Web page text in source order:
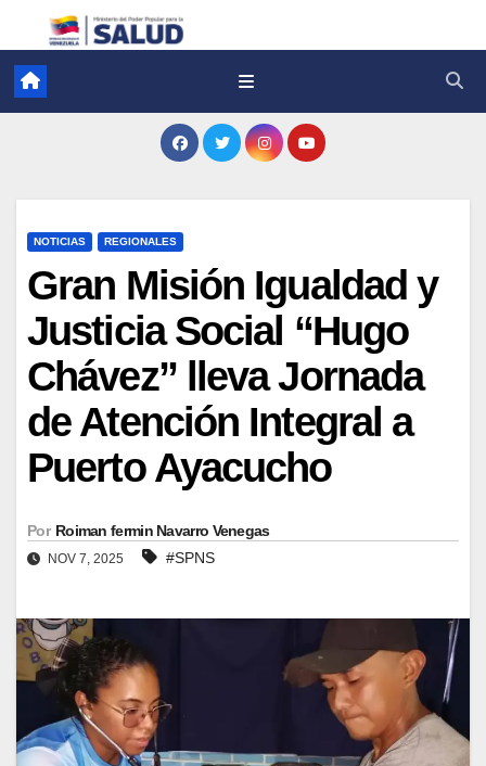
NOTICIAS REGIONALES
Gran Misión Igualdad y
Justicia Social “Hugo
Chávez” lleva Jornada
de Atención Integral a
Puerto Ayacucho
Por Roiman fermin Navarro Venegas
NOV 7, 2025 #SPNS